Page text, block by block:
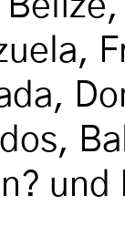
und